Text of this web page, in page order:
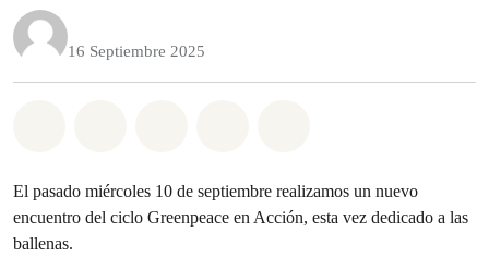
16 Septiembre 2025
El pasado miércoles 10 de septiembre realizamos un nuevo
encuentro del ciclo Greenpeace en Acción, esta vez dedicado a las
ballenas.